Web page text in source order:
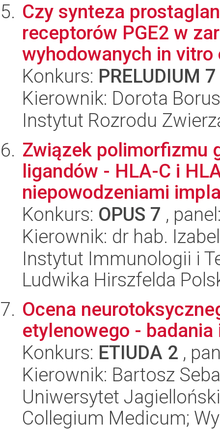
Czy synteza
receptorów PGE2 w
wyhodowanych in
Konkurs: PRELUDIUM 7
Kierownik: Dorota
Instytut Rozrodu
Związek polimorfizmu
ligandów - HLA-C i
niepowodzeniami
Konkurs: OPUS 7 ,
Kierownik: dr hab.
Instytut Immunologii i
Ludwika Hirszfelda
Ocena
etylenowego -
Konkurs: ETIUDA 2 ,
Kierownik: Bartosz
Uniwersytet
Collegium Medicum;